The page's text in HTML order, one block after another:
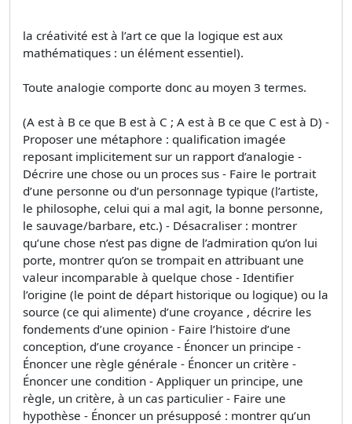
la créativité est à l’art ce que la logique est aux
mathématiques : un élément essentiel).
Toute analogie comporte donc au moyen 3 termes.
(A est à B ce que B est à C ; A est à B ce que C est à D) -
Proposer une métaphore : qualification imagée
reposant implicitement sur un rapport d’analogie -
Décrire une chose ou un proces sus - Faire le portrait
d’une personne ou d’un personnage typique (l’artiste,
le philosophe, celui qui a mal agit, la bonne personne,
le sauvage/barbare, etc.) - Désacraliser : montrer
qu’une chose n’est pas digne de l’admiration qu’on lui
porte, montrer qu’on se trompait en attribuant une
valeur incomparable à quelque chose - Identifier
l’origine (le point de départ historique ou logique) ou la
source (ce qui alimente) d’une croyance , décrire les
fondements d’une opinion - Faire l’histoire d’une
conception, d’une croyance - Énoncer un principe -
Énoncer une règle générale - Énoncer un critère -
Énoncer une condition - Appliquer un principe, une
règle, un critère, à un cas particulier - Faire une
hypothèse - Énoncer un présupposé : montrer qu’un